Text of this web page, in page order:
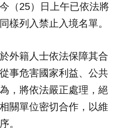
（25）日上午已依法將
樣列入禁止入境名單。
外籍人士依法保障其合
事危害國家利益、公共
，將依法嚴正處理，絕
關單位密切合作，以維
。